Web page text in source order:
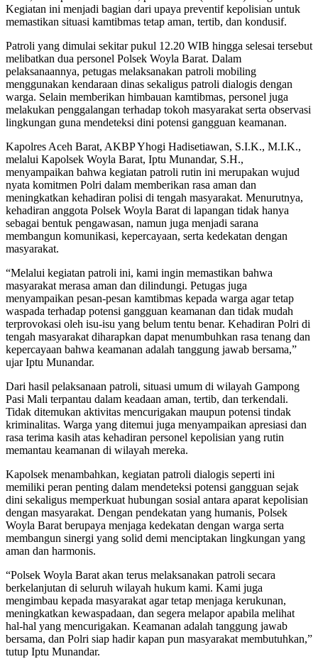
Kegiatan ini menjadi bagian dari upaya preventif kepolisian untuk
memastikan situasi kamtibmas tetap aman, tertib, dan kondusif.
Patroli yang dimulai sekitar pukul 12.20 WIB hingga selesai tersebut
melibatkan dua personel Polsek Woyla Barat. Dalam
pelaksanaannya, petugas melaksanakan patroli mobiling
menggunakan kendaraan dinas sekaligus patroli dialogis dengan
warga. Selain memberikan himbauan kamtibmas, personel juga
melakukan penggalangan terhadap tokoh masyarakat serta observasi
lingkungan guna mendeteksi dini potensi gangguan keamanan.
Kapolres Aceh Barat, AKBP Yhogi Hadisetiawan, S.I.K., M.I.K.,
melalui Kapolsek Woyla Barat, Iptu Munandar, S.H.,
menyampaikan bahwa kegiatan patroli rutin ini merupakan wujud
nyata komitmen Polri dalam memberikan rasa aman dan
meningkatkan kehadiran polisi di tengah masyarakat. Menurutnya,
kehadiran anggota Polsek Woyla Barat di lapangan tidak hanya
sebagai bentuk pengawasan, namun juga menjadi sarana
membangun komunikasi, kepercayaan, serta kedekatan dengan
masyarakat.
“Melalui kegiatan patroli ini, kami ingin memastikan bahwa
masyarakat merasa aman dan dilindungi. Petugas juga
menyampaikan pesan-pesan kamtibmas kepada warga agar tetap
waspada terhadap potensi gangguan keamanan dan tidak mudah
terprovokasi oleh isu-isu yang belum tentu benar. Kehadiran Polri di
tengah masyarakat diharapkan dapat menumbuhkan rasa tenang dan
kepercayaan bahwa keamanan adalah tanggung jawab bersama,”
ujar Iptu Munandar.
Dari hasil pelaksanaan patroli, situasi umum di wilayah Gampong
Pasi Mali terpantau dalam keadaan aman, tertib, dan terkendali.
Tidak ditemukan aktivitas mencurigakan maupun potensi tindak
kriminalitas. Warga yang ditemui juga menyampaikan apresiasi dan
rasa terima kasih atas kehadiran personel kepolisian yang rutin
memantau keamanan di wilayah mereka.
Kapolsek menambahkan, kegiatan patroli dialogis seperti ini
memiliki peran penting dalam mendeteksi potensi gangguan sejak
dini sekaligus memperkuat hubungan sosial antara aparat kepolisian
dengan masyarakat. Dengan pendekatan yang humanis, Polsek
Woyla Barat berupaya menjaga kedekatan dengan warga serta
membangun sinergi yang solid demi menciptakan lingkungan yang
aman dan harmonis.
“Polsek Woyla Barat akan terus melaksanakan patroli secara
berkelanjutan di seluruh wilayah hukum kami. Kami juga
mengimbau kepada masyarakat agar tetap menjaga kerukunan,
meningkatkan kewaspadaan, dan segera melapor apabila melihat
hal-hal yang mencurigakan. Keamanan adalah tanggung jawab
bersama, dan Polri siap hadir kapan pun masyarakat membutuhkan,”
tutup Iptu Munandar.